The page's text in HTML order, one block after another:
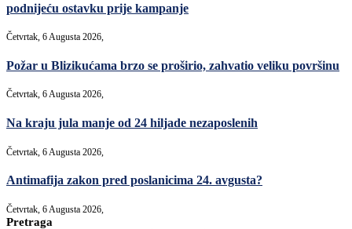
podnijeću ostavku prije kampanje
Četvrtak, 6 Augusta 2026,
Požar u Blizikućama brzo se proširio, zahvatio veliku površinu
Četvrtak, 6 Augusta 2026,
Na kraju jula manje od 24 hiljade nezaposlenih
Četvrtak, 6 Augusta 2026,
Antimafija zakon pred poslanicima 24. avgusta?
Četvrtak, 6 Augusta 2026,
Pretraga